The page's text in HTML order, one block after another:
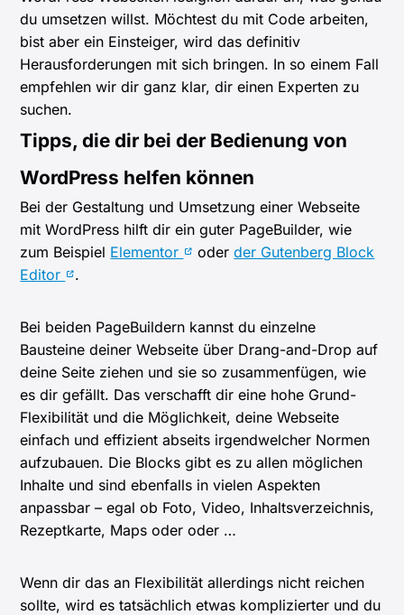
du umsetzen willst. Möchtest du mit Code arbeiten,
bist aber ein Einsteiger, wird das definitiv
Herausforderungen mit sich bringen. In so einem Fall
empfehlen wir dir ganz klar, dir einen Experten zu
suchen.
Tipps, die dir bei der Bedienung von
WordPress helfen können
Bei der Gestaltung und Umsetzung einer Webseite
mit WordPress hilft dir ein guter PageBuilder, wie
zum Beispiel Elementor oderder Gutenberg Block
Editor
.
Bei beiden PageBuildern kannst du einzelne
Bausteine deiner Webseite über Drang-and-Drop auf
deine Seite ziehen und sie so zusammenfügen, wie
es dir gefällt. Das verschafft dir eine hohe Grund-
Flexibilität und die Möglichkeit, deine Webseite
einfach und effizient abseits irgendwelcher Normen
aufzubauen. Die Blocks gibt es zu allen möglichen
Inhalte und sind ebenfalls in vielen Aspekten
anpassbar – egal ob Foto, Video, Inhaltsverzeichnis,
Rezeptkarte, Maps oder oder …
Wenn dir das an Flexibilität allerdings nicht reichen
sollte, wird es tatsächlich etwas komplizierter und du